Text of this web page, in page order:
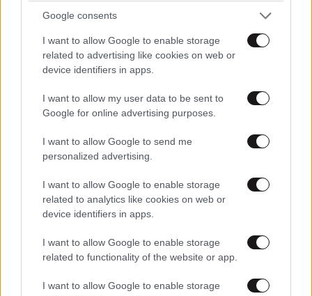
Google consents
I want to allow Google to enable storage
related to advertising like cookies on web or
device identifiers in apps.
I want to allow my user data to be sent to
Google for online advertising purposes.
I want to allow Google to send me
personalized advertising.
I want to allow Google to enable storage
related to analytics like cookies on web or
device identifiers in apps.
I want to allow Google to enable storage
related to functionality of the website or app.
I want to allow Google to enable storage
ΣΧΌΛΙΑ ΑΝΑΓΝΩΣΤΏΝ